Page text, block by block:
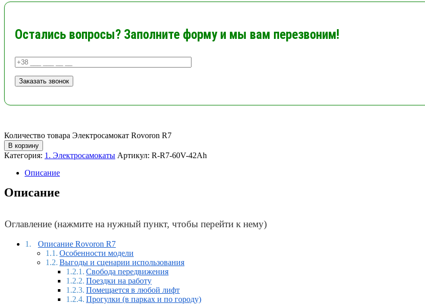
Остались вопросы? Заполните форму и мы вам перезвоним!
Количество товара Электросамокат Rovoron R7
В корзину
Категория: 1. Электросамокаты Артикул: R-R7-60V-42Ah
Описание
Описание
Оглавление (нажмите на нужный пункт, чтобы перейти к нему)
Описание Rovoron R7
Особенности модели
Выгоды и сценарии использования
Свобода передвижения
Поездки на работу
Помещается в любой лифт
Прогулки (в парках и по городу)